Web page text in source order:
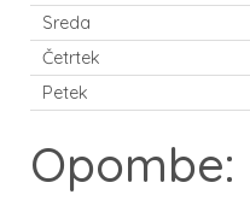
Sreda
Četrtek
Petek
Opombe: